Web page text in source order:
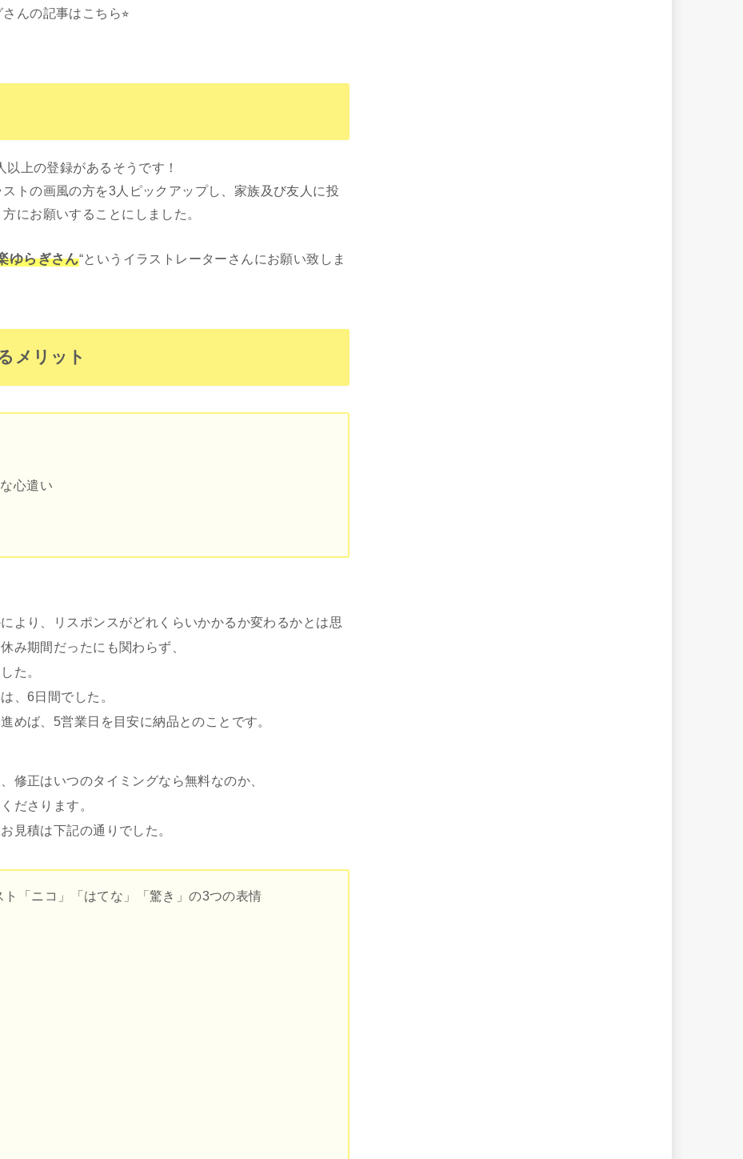
んの記事はこちら⭐︎
上の登録があるそうです！
トの画風の方を3人ピックアップし、家族及び友人に投
にお願いすることにしました。
ゆらぎさん“というイラストレーターさんにお願い致しま
メリット
心遣い
より、リスポンスがどれくらいかかるか変わるかとは思
み期間だったにも関わらず、
た。
、6日間でした。
めば、5営業日を目安に納品とのことです。
修正はいつのタイミングなら無料なのか、
ださります。
見積は下記の通りでした。
「ニコ」「はてな」「驚き」の3つの表情